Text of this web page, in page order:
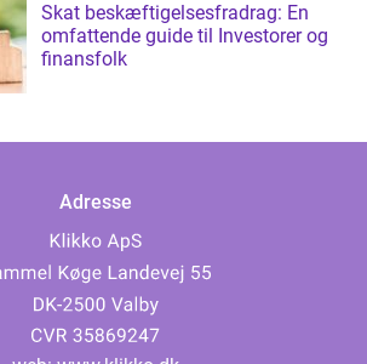
Skat beskæftigelsesfradrag: En
omfattende guide til Investorer og
finansfolk
Adresse